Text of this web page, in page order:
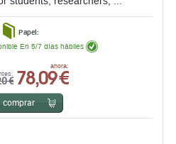
€
comprar
APLICADAS
Martínez,